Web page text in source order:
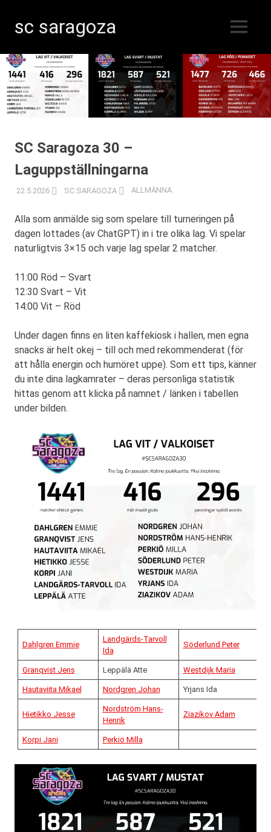
Hoppa
till
innehåll
sc saragoza
i
Kristinestad
sedan
1996
MENY
SC Saragoza 30 –
Laguppställningarna
22.5.2026 SC SARAGOZA ALLMÄNNA
Alla som anmälde sig som spelare till turneringen på
dagen lottades (av ChatGPT) in i tre olika lag. Vi spelar
naturligtvis 3×15 och varje lag spelar 2 matcher.
11:00 Röd – Svart
12:30 Svart – Vit
14:00 Vit – Röd
Under dagen finns en liten kaffekiosk i hallen, men egna
snacks är helt okej – till och med rekommenderat (för
att hålla energin och humöret uppe). Som ett tips, känner
du inte dina lagkamrater – deras personliga statistik
hittas genom att klicka på namnet / länken i tabellen
under bilden.
Dahlgren Emmie
Landgärds-Tarvoll
Ida
Söderlund Peter
Granqvist Jens Leppälä Atte Westdijk Maria
Hautaviita Mikael Nordgren Johan Yrjans Ida
Hietikko Jesse
Nordström Hans-
Henrik
Ziazikov Adam
Korpi Jani Perkiö Milla